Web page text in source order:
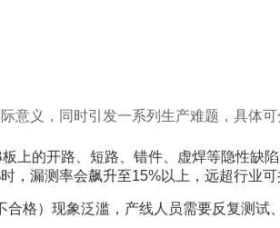
意义，同时引发一系列生产难题，具体可
上的开路、短路、错件、虚焊等隐性缺
，漏测率会飙升至15%以上，远超行业可
格）现象泛滥，产线人员需要反复测试